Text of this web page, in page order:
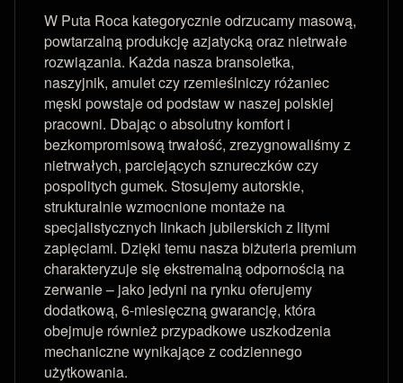
W Puta Roca kategorycznie odrzucamy masową,
powtarzalną produkcję azjatycką oraz nietrwałe
rozwiązania. Każda nasza bransoletka,
naszyjnik, amulet czy rzemieślniczy różaniec
męski powstaje od podstaw w naszej polskiej
pracowni. Dbając o absolutny komfort i
bezkompromisową trwałość, zrezygnowaliśmy z
nietrwałych, parciejących sznureczków czy
pospolitych gumek. Stosujemy autorskie,
strukturalnie wzmocnione montaże na
specjalistycznych linkach jubilerskich z litymi
zapięciami. Dzięki temu nasza biżuteria premium
charakteryzuje się ekstremalną odpornością na
zerwanie – jako jedyni na rynku oferujemy
dodatkową, 6-miesięczną gwarancję, która
obejmuje również przypadkowe uszkodzenia
mechaniczne wynikające z codziennego
użytkowania.